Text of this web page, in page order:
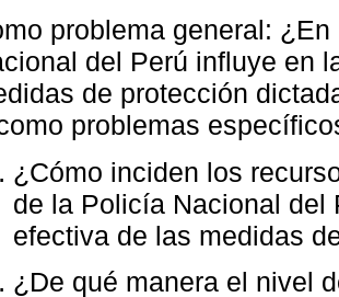
problema general:
del Perú influye en
de protección
problemas
¿Cómo inciden los
de la Policía Nacional del
efectiva de las medidas
¿De qué manera el nivel